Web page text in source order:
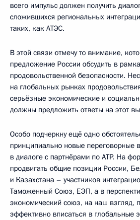
всего импульс должен получить
сложившихся региональных
таких, как АТЭС.
В этой связи отмечу то внимание,
предложение России обсудить в
продовольственной безопасности.
на глобальных рынках
серьёзные экономические и
должны предложить ответы на этот
Особо подчеркну ещё одно
принципиально новые переговорные
в диалоге с партнёрами по АТР. На
продвигать общие позиции России,
и Казахстана – участников
Таможенный Союз, ЕЭП, а в
экономический союз, на наш взгляд,
эффективно вписаться в глобальные